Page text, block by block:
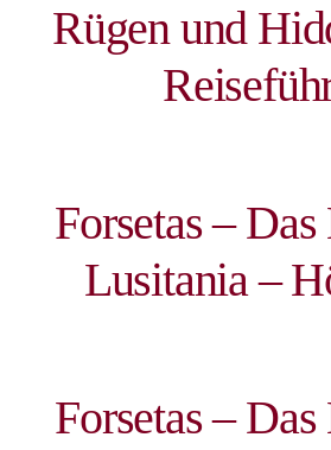
Rügen und
Forsetas –
Lusitania –
Forsetas –